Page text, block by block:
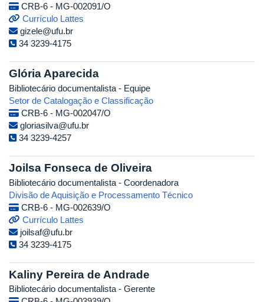
CRB-6 - MG-002091/O
Currículo Lattes
gizele@ufu.br
34 3239-4175
Glória Aparecida
Bibliotecário documentalista - Equipe
Setor de Catalogação e Classificação
CRB-6 - MG-002047/O
gloriasilva@ufu.br
34 3239-4257
Joilsa Fonseca de Oliveira
Bibliotecário documentalista - Coordenadora
Divisão de Aquisição e Processamento Técnico
CRB-6 - MG-002639/O
Currículo Lattes
joilsaf@ufu.br
34 3239-4175
Kaliny Pereira de Andrade
Bibliotecário documentalista - Gerente